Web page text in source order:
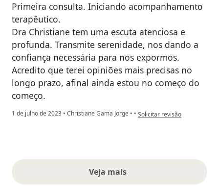
Primeira consulta. Iniciando acompanhamento
terapêutico.
Dra Christiane tem uma escuta atenciosa e
profunda. Transmite serenidade, nos dando a
confiança necessária para nos expormos.
Acredito que terei opiniões mais precisas no
longo prazo, afinal ainda estou no começo do
começo.
1 de julho de 2023 • Christiane Gama Jorge • • na opinião do utilizador
Solicitar revisão
Veja maisopiniões acima